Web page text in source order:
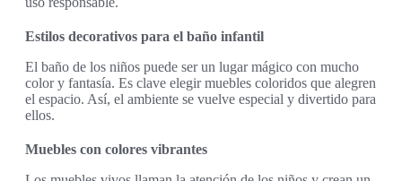
Estilos decorativos para el baño infantil
El baño de los niños puede ser un lugar mágico con mucho
color y fantasía. Es clave elegir muebles coloridos que alegren
el espacio. Así, el ambiente se vuelve especial y divertido para
ellos.
Muebles con colores vibrantes